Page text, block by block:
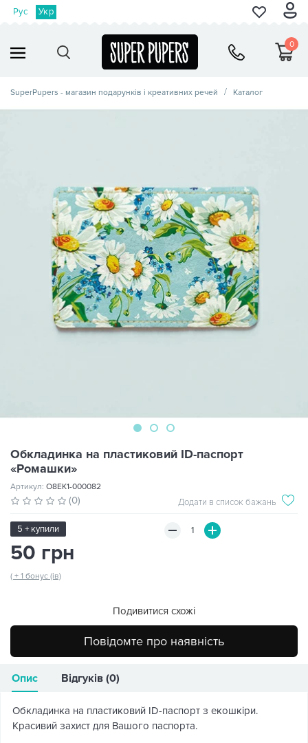
Рус Укр
0
SuperPupers - магазин подарунків і креативних речей Каталог
Обкладинка на пластиковий ID-паспорт
«Ромашки»
Артикул: O8EK1-000082
(0) Додати в список бажань
5 + купили
50 грн
( + 1 бонус (ів)
Подивитися схожі
Повідомте про наявність
Опис Відгуків (0)
Обкладинка на пластиковий ID-паспорт з екошкіри.
Красивий захист для Вашого паспорта.